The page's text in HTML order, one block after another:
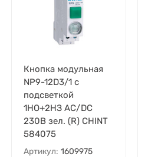
Кнопка модульная
NP9-12D3/1 с
подсветкой
1НО+2НЗ AC/DC
230В зел. (R) CHINT
584075
Артикул: 1609975